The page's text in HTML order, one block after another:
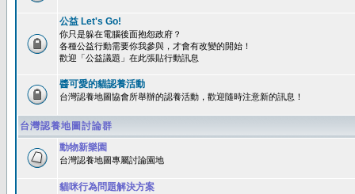
公益 Let's Go!
你只是躲在電腦後面抱怨政府？
各種公益行動需要你我參與，才會有改變的開始！
歡迎「公益議題」在此張貼行動訊息
醬可愛的貓認養活動
台灣認養地圖協會所舉辦的認養活動，歡迎隨時注意新的訊息！
台灣認養地圖討論群
動物新樂園
台灣認養地圖專屬討論園地
貓咪行為問題解決方案